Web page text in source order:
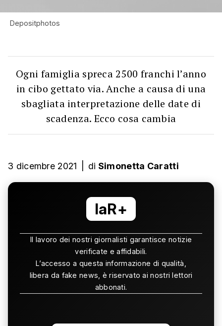
Depositphotos
Ogni famiglia spreca 2500 franchi l’anno
in cibo gettato via. Anche a causa di una
sbagliata interpretazione delle date di
scadenza. Ecco cosa cambia
3 dicembre 2021 di Simonetta Caratti
laR+
Il lavoro dei nostri giornalisti garantisce notizie
verificate e affidabili.
L’accesso a questa informazione di qualità,
libera da fake news, è riservato ai nostri lettori
abbonati.